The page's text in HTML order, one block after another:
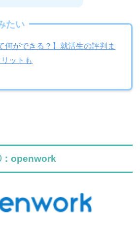
たい
何ができる？】就活生の評判ま
ットも
openwork